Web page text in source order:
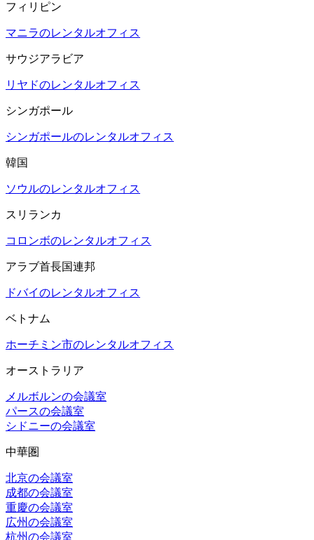
フィリピン
マニラのレンタルオフィス
サウジアラビア
リヤドのレンタルオフィス
シンガポール
シンガポールのレンタルオフィス
韓国
ソウルのレンタルオフィス
スリランカ
コロンボのレンタルオフィス
アラブ首長国連邦
ドバイのレンタルオフィス
ベトナム
ホーチミン市のレンタルオフィス
オーストラリア
メルボルンの会議室
パースの会議室
シドニーの会議室
中華圏
北京の会議室
成都の会議室
重慶の会議室
広州の会議室
杭州の会議室